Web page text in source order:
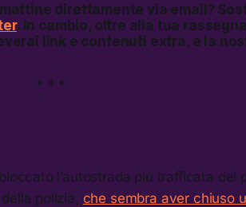
direttamente via email?
. In cambio, oltre alla tua
link e contenuti extra, e la
* * *
l’autostrada più trafficata del
polizia, che sembra aver chiuso